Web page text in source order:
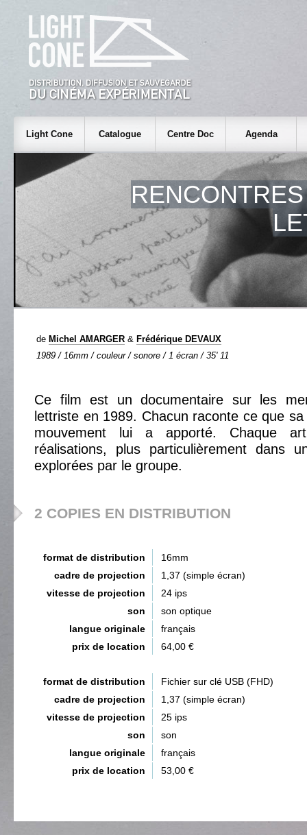
Light Cone Catalogue Centre Doc Agenda
de Michel AMARGER & Frédérique DEVAUX
1989 / 16mm / couleur / sonore / 1 écran / 35' 11
Ce film est un documentaire sur les
lettriste en 1989. Chacun raconte ce que
mouvement lui a apporté. Chaque
réalisations, plus particulièrement dans
explorées par le groupe.
2 COPIES EN DISTRIBUTION
format de distribution
16mm
cadre de projection
1,37 (simple écran)
vitesse de projection
24 ips
son
son optique
langue originale
français
prix de location
64,00 €
format de distribution
Fichier sur clé USB (FHD)
cadre de projection
1,37 (simple écran)
vitesse de projection
25 ips
son
son
langue originale
français
prix de location
53,00 €